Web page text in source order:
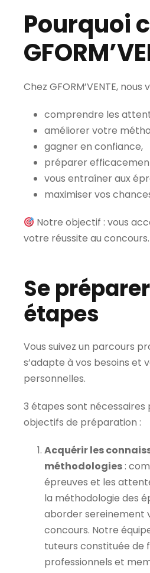
Pourquoi
Chez GFORM’VENTE, nous
comprendre les
améliorer votre
gagner en confiance,
préparer
vous entraîner aux
maximiser vos
Notre objectif : vous
votre réussite au concours.
Se
étapes
Vous suivez un parcours
s’adapte à vos besoins et
personnelles.
3 étapes sont
objectifs de préparation :
Acquérir les
méthodologies:
épreuves et les
la méthodologie des
aborder sereinement
concours. Notre
tuteurs constituée de
professionnels et